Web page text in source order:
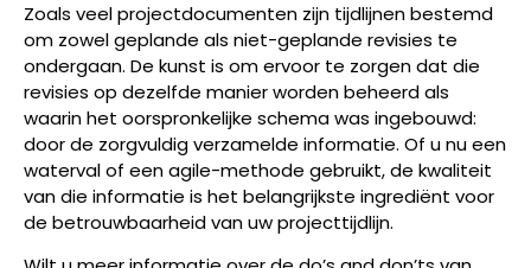
Zoals veel projectdocumenten zijn tijdlijnen bestemd
om zowel geplande als niet-geplande revisies te
ondergaan. De kunst is om ervoor te zorgen dat die
revisies op dezelfde manier worden beheerd als
waarin het oorspronkelijke schema was ingebouwd:
door de zorgvuldig verzamelde informatie. Of u nu een
waterval of een agile-methode gebruikt, de kwaliteit
van die informatie is het belangrijkste ingrediënt voor
de betrouwbaarheid van uw projecttijdlijn.